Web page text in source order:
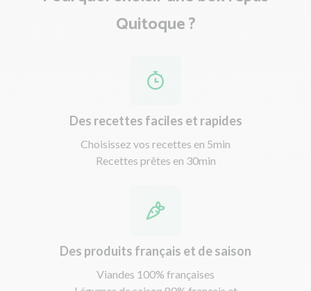
Quitoque ?
Des recettes faciles et rapides
Choisissez vos recettes en 5min
Recettes prêtes en 30min
Des produits français et de saison
Viandes 100% françaises